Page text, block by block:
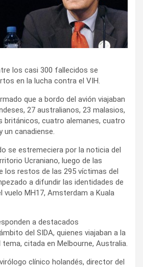
los casi 300 fallecidos se
en la lucha contra el VIH.
que a bordo del avión viajaban
27 australianos, 23 malasios,
británicos, cuatro alemanes, cuatro
un canadiense.
se estremeciera por la noticia del
Ucraniano, luego de las
los restos de las 295 víctimas del
a difundir las identidades de
vuelo MH17, Amsterdam a Kuala
a destacados
del SIDA, quienes viajaban a la
citada en Melbourne, Australia.
clínico holandés, director del